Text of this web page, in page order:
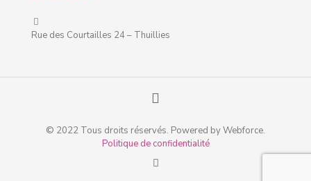
Rue des Courtailles 24 – Thuillies
© 2022 Tous droits réservés. Powered by Webforce.
Politique de confidentialité